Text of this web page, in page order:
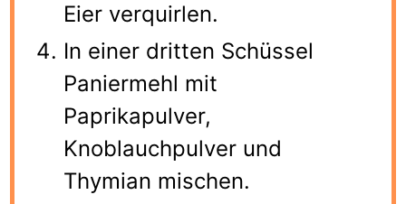
Eier verquirlen.
In einer dritten Schüssel
Paniermehl mit
Paprikapulver,
Knoblauchpulver und
Thymian mischen.